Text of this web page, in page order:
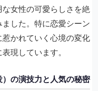
女性の可愛らしさを絶
した。特に恋愛シーン
かれていく心境の変化
現しています。
の演技力と人気の秘密